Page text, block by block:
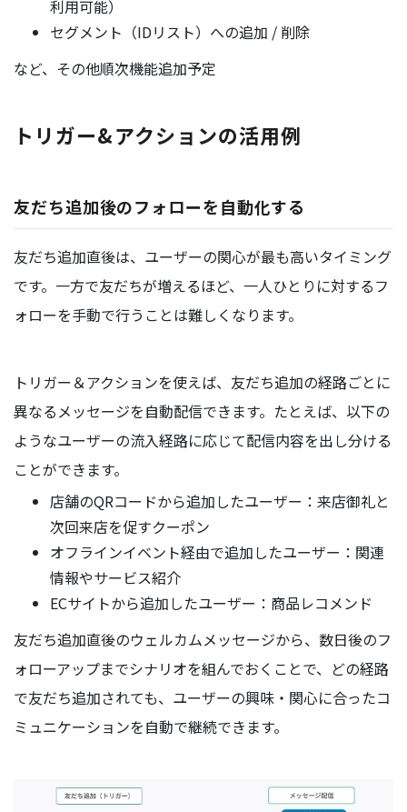
利用可能）
セグメント（IDリスト）への追加 / 削除
など、その他順次機能追加予定
トリガー&アクションの活用例
友だち追加後のフォローを自動化する
友だち追加直後は、ユーザーの関心が最も高いタイミング
です。一方で友だちが増えるほど、一人ひとりに対するフ
ォローを手動で行うことは難しくなります。
トリガー＆アクションを使えば、友だち追加の経路ごとに
異なるメッセージを自動配信できます。たとえば、以下の
ようなユーザーの流入経路に応じて配信内容を出し分ける
ことができます。
店舗のQRコードから追加したユーザー：来店御礼と
次回来店を促すクーポン
オフラインイベント経由で追加したユーザー：関連
情報やサービス紹介
ECサイトから追加したユーザー：商品レコメンド
友だち追加直後のウェルカムメッセージから、数日後のフ
ォローアップまでシナリオを組んでおくことで、どの経路
で友だち追加されても、ユーザーの興味・関心に合ったコ
ミュニケーションを自動で継続できます。